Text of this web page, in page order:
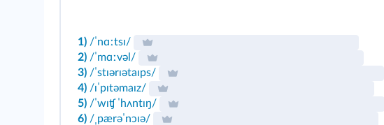
1) /ˈnɑːtsɪ/
2) /ˈmɑːvəl/
3) /ˈstɪərɪətaɪps/
4) /ɪˈpɪtəmaɪz/
5) /ˈwɪʧ ˈhʌntɪŋ/
6) /ˌpærəˈnɔɪə/